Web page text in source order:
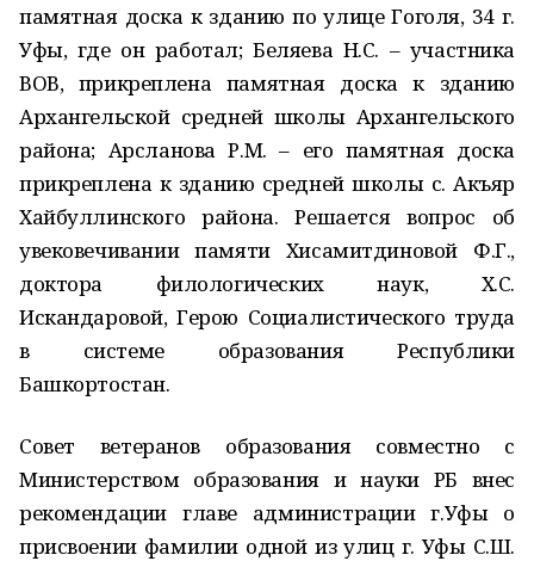
памятная доска к зданию по улице Гоголя, 34 г.
Уфы, где он работал; Беляева Н.С. – участника
ВОВ, прикреплена памятная доска к зданию
Архангельской средней школы Архангельского
района; Арсланова Р.М. – его памятная доска
прикреплена к зданию средней школы с. Акъяр
Хайбуллинского района. Решается вопрос об
увековечивании памяти Хисамитдиновой Ф.Г.,
доктора филологических наук, Х.С.
Искандаровой, Герою Социалистического труда
в системе образования Республики
Башкортостан.
Совет ветеранов образования совместно с
Министерством образования и науки РБ внес
рекомендации главе администрации г.Уфы о
присвоении фамилии одной из улиц г. Уфы С.Ш.